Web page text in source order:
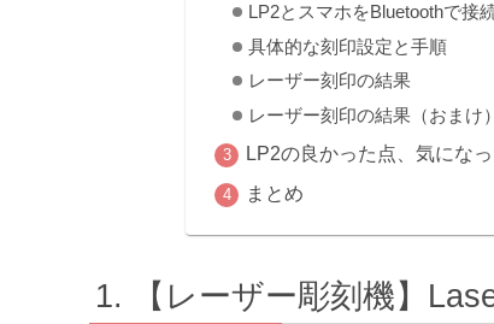
LP2とスマホをBluetoothで接
具体的な刻印設定と手順
レーザー刻印の結果
レーザー刻印の結果（おまけ）
LP2の良かった点、気にな
まとめ
【レーザー彫刻機】